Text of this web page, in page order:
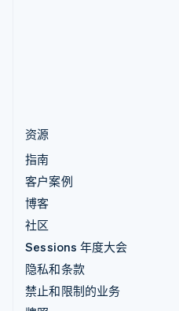
资源
指南
客户案例
博客
社区
Sessions 年度大会
隐私和条款
禁止和限制的业务